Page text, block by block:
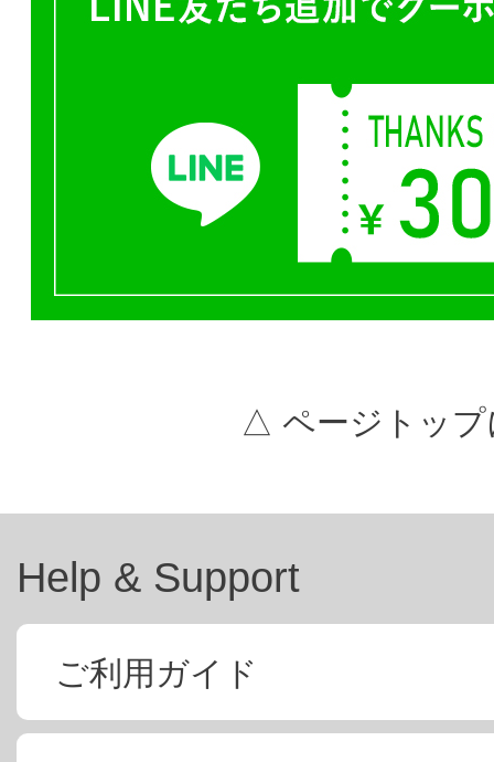
△ ページトップ
Help & Support
ご利用ガイド